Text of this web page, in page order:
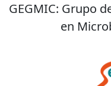
GEGMIC: Grupo
en